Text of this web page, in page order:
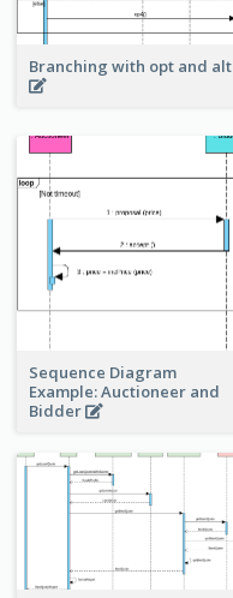
Branching with opt and alt
Sequence Diagram
Example: Auctioneer and
Bidder